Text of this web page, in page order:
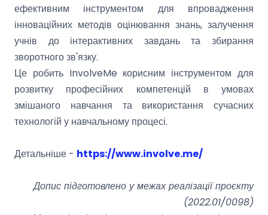
ефективним інструментом для впровадження
інноваційних методів оцінювання знань, залучення
учнів до інтерактивних завдань та збирання
зворотного зв'язку.
Це робить InvolveMe корисним інструментом для
розвитку професійних компетенцій в умовах
змішаного навчання та використання сучасних
технологій у навчальному процесі.
Детальніше - https://www.involve.me/
Допис підготовлено у межах реалізації проєкту
(2022.01/0098)